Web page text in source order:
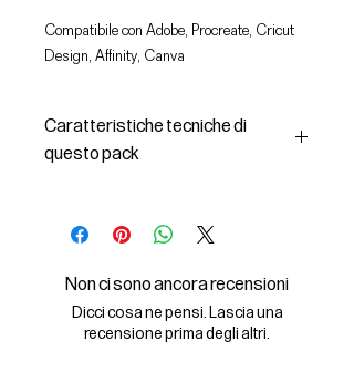
Compatibile con Adobe, Procreate, Cricut
Design, Affinity, Canva
Caratteristiche tecniche di
questo pack
- le immagini descritte in formato
- la licenza d'uso delle grafiche
Il File SVG è compatibile con Adobe,
Cricut Design, Cricut
Non ci sono ancora recensioni
Dicci cosa ne pensi. Lascia una
recensione prima degli altri.